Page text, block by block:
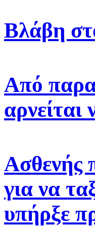
Βλάβη
Από
Ασθενής
για να
υπήρξε